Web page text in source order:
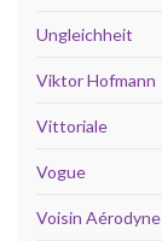
Ungleichheit
Viktor Hofmann
Vittoriale
Vogue
Voisin Aérodyne